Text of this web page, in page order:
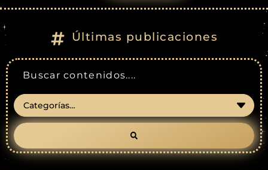
Últimas publicaciones